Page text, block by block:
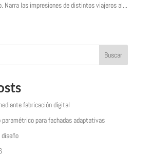
Narra las impresiones de distintos viajeros al...
Buscar
fabricación digital
para fachadas adaptativas
diseño